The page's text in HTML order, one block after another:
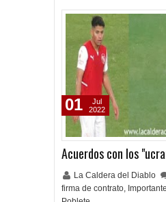
Acuerdos con los
La Caldera del Diablo
firma de contrato, Importante
01
Jul
2022